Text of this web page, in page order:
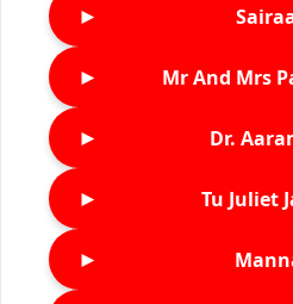
►
► Mr And Mrs
► Dr.
► Tu Juliet
►